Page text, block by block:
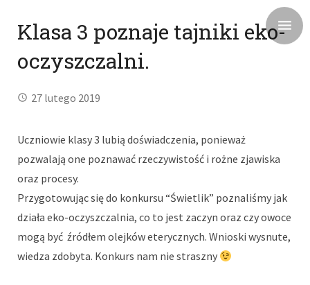
Klasa 3 poznaje tajniki eko-
oczyszczalni.
27 lutego 2019
Uczniowie klasy 3 lubią doświadczenia, ponieważ
pozwalają one poznawać rzeczywistość i rożne zjawiska
oraz procesy.
Przygotowując się do konkursu “Świetlik” poznaliśmy jak
działa eko-oczyszczalnia, co to jest zaczyn oraz czy owoce
mogą być źródłem olejków eterycznych. Wnioski wysnute,
wiedza zdobyta. Konkurs nam nie straszny